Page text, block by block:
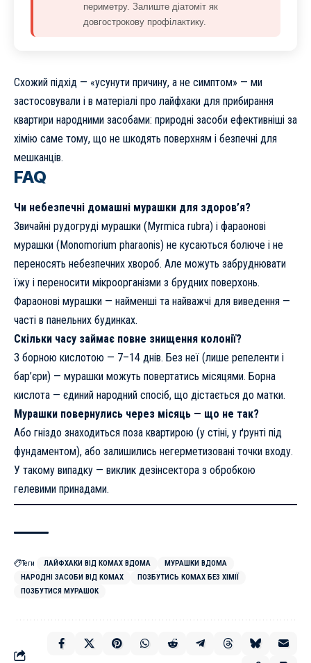
периметру. Залиште діатоміт як
довгострокову профілактику.
Схожий підхід — «усунути причину, а не симптом» — ми
застосовували і в матеріалі про лайфхаки для прибирання
квартири народними засобами: природні засоби ефективніші за
хімію саме тому, що не шкодять поверхням і безпечні для
мешканців.
FAQ
Чи небезпечні домашні мурашки для здоров’я?
Звичайні рудогруді мурашки (Myrmica rubra) і фараонові
мурашки (Monomorium pharaonis) не кусаються болюче і не
переносять небезпечних хвороб. Але можуть забруднювати
їжу і переносити мікроорганізми з брудних поверхонь.
Фараонові мурашки — найменші та найважчі для виведення —
часті в панельних будинках.
Скільки часу займає повне знищення колонії?
З борною кислотою — 7–14 днів. Без неї (лише репеленти і
бар’єри) — мурашки можуть повертатись місяцями. Борна
кислота — єдиний народний спосіб, що дістається до матки.
Мурашки повернулись через місяць — що не так?
Або гніздо знаходиться поза квартирою (у стіні, у ґрунті під
фундаментом), або залишились негерметизовані точки входу.
У такому випадку — виклик дезінсектора з обробкою
гелевими принадами.
Теги ЛАЙФХАКИ ВІД КОМАХ ВДОМА
МУРАШКИ ВДОМА
НАРОДНІ ЗАСОБИ ВІД КОМАХ
ПОЗБУТИСЬ КОМАХ БЕЗ ХІМІЇ
ПОЗБУТИСЯ МУРАШОК